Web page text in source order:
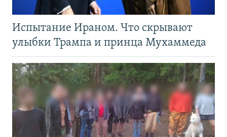
Испытание Ираном. Что скрывают
улыбки Трампа и принца Мухаммеда